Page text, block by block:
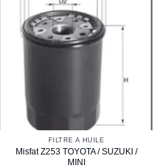
FILTRE À HUILE
Misfat Z253 TOYOTA / SUZUKI /
MINI